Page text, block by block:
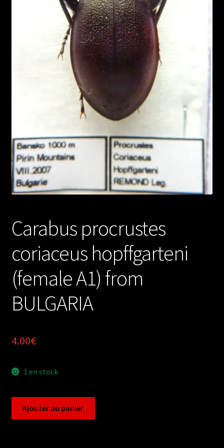
Carabus procrustes
coriaceus hopffgarteni
(female A1) from
BULGARIA
4.00€
1 en stock
Ajouter au panier